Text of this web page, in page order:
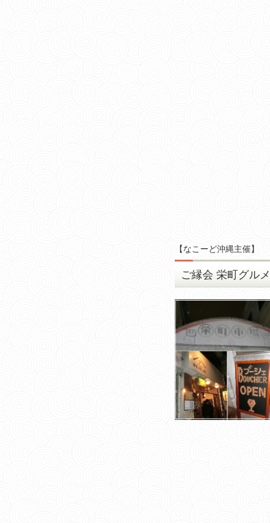
【なこーど沖縄主催】
ご縁会 栄町グル